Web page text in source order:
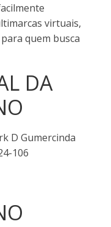
virtuais,
quem busca
DA
D Gumercinda
106